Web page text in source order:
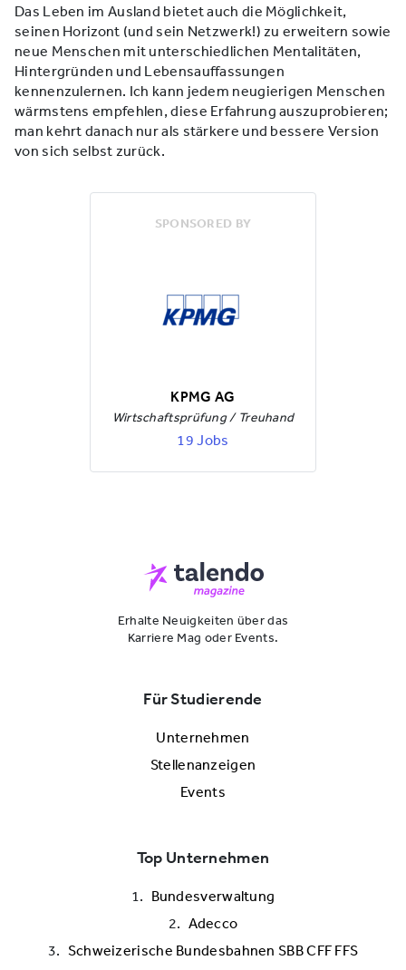
Das Leben im Ausland bietet auch die Möglichkeit,
seinen Horizont (und sein Netzwerk!) zu erweitern sowie
neue Menschen mit unterschiedlichen Mentalitäten,
Hintergründen und Lebensauffassungen
kennenzulernen. Ich kann jedem neugierigen Menschen
wärmstens empfehlen, diese Erfahrung auszuprobieren;
man kehrt danach nur als stärkere und bessere Version
von sich selbst zurück.
SPONSORED BY
KPMG AG
Wirtschaftsprüfung / Treuhand
19 Jobs
Erhalte Neuigkeiten über das
Karriere Mag oder Events.
Für Studierende
Unternehmen
Stellenanzeigen
Events
Top Unternehmen
Bundesverwaltung
Adecco
Schweizerische Bundesbahnen SBB CFF FFS